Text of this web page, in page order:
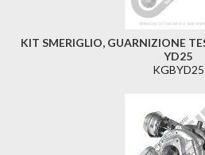
KIT SMERIGLIO, GUARNIZIONE
YD25
KGBYD25